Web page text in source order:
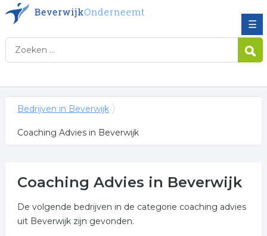
☰
Bedrijven in Beverwijk
Coaching Advies in Beverwijk
Coaching Advies in Beverwijk
De volgende bedrijven in de categorie coaching advies
uit Beverwijk zijn gevonden.